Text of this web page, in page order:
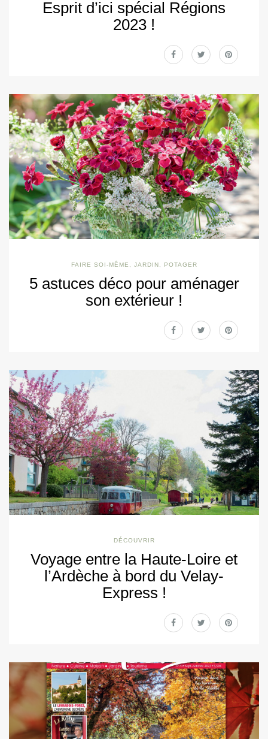
Esprit d’ici spécial Régions
2023 !
FAIRE SOI-MÊME JARDIN POTAGER
5 astuces déco pour aménager
son extérieur !
DÉCOUVRIR
Voyage entre la Haute-Loire et
l’Ardèche à bord du Velay-
Express !